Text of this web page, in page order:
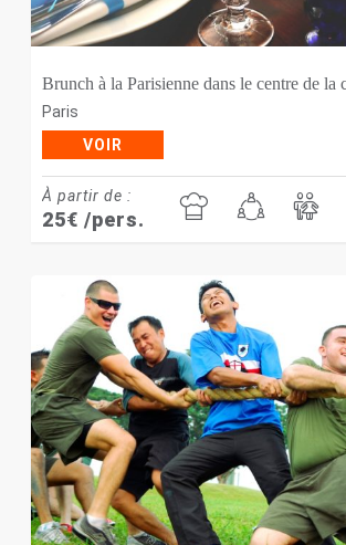
Brunch à la Parisienne dans le centre de la
Paris
VOIR
À partir de :
25€ /pers.